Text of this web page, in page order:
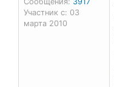
Участник с: 03
марта 2010